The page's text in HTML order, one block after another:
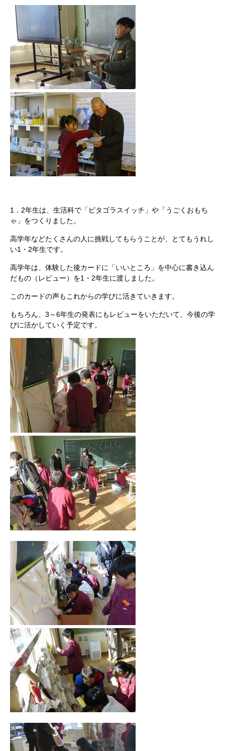
1．2年生は、生活科で「ピタゴラスイッチ」や「うごくおもち
ゃ」をつくりました。
高学年などたくさんの人に挑戦してもらうことが、とてもうれし
い1・2年生です。
高学年は、体験した後カードに「いいところ」を中心に書き込ん
だもの（レビュー）を1・2年生に渡しました。
このカードの声もこれからの学びに活きていきます。
もちろん、3～6年生の発表にもレビューをいただいて、今後の学
びに活かしていく予定です。